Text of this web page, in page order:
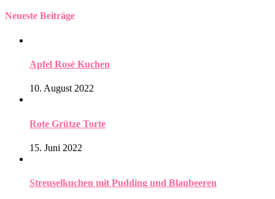
Neueste Beiträge
Apfel Rosé Kuchen
10. August 2022
Rote Grütze Torte
15. Juni 2022
Streuselkuchen mit Pudding und Blaubeeren